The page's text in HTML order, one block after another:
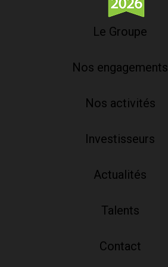
Le Groupe
Nos engagements
Nos activités
Investisseurs
Actualités
Talents
Contact